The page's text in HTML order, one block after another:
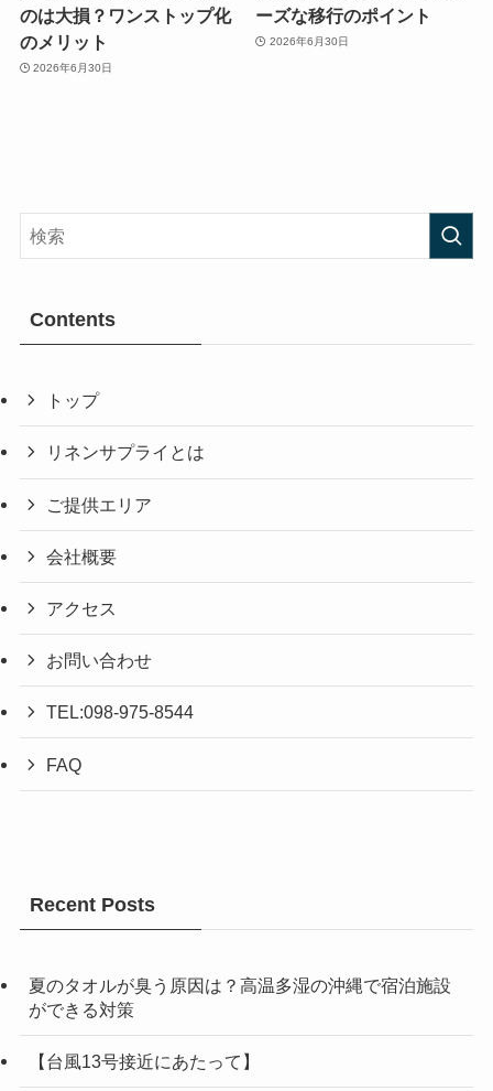
のは大損？ワンストップ化
のメリット
2026年6月30日
ーズな移行のポイント
2026年6月30日
Contents
トップ
リネンサプライとは
ご提供エリア
会社概要
アクセス
お問い合わせ
TEL:098-975-8544
FAQ
Recent Posts
夏のタオルが臭う原因は？高温多湿の沖縄で宿泊施設
ができる対策
【台風13号接近にあたって】